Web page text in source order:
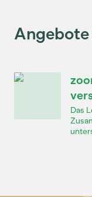
Angebote
Das